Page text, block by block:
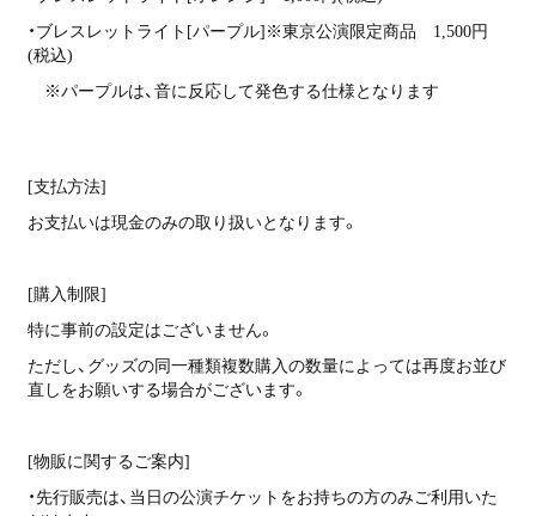
・ブレスレットライト[パープル]※東京公演限定商品 1,500円
(税込)
※パープルは、音に反応して発色する仕様となります
[支払方法]
お支払いは現金のみの取り扱いとなります。
[購入制限]
特に事前の設定はございません。
ただし、グッズの同一種類複数購入の数量によっては再度お並び
直しをお願いする場合がございます。
[物販に関するご案内]
・先行販売は、当日の公演チケットをお持ちの方のみご利用いた